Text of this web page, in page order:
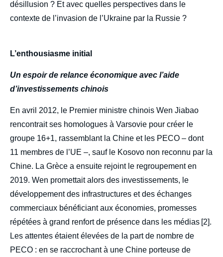
désillusion ? Et avec quelles perspectives dans le
contexte de l’invasion de l’Ukraine par la Russie ?
L’enthousiasme initial
Un espoir de relance économique avec l’aide
d’investissements chinois
En avril 2012, le Premier ministre chinois Wen Jiabao
rencontrait ses homologues à Varsovie pour créer le
groupe 16+1, rassemblant la Chine et les PECO – dont
11 membres de l’UE –, sauf le Kosovo non reconnu par la
Chine. La Grèce a ensuite rejoint le regroupement en
2019. Wen promettait alors des investissements, le
développement des infrastructures et des échanges
commerciaux bénéficiant aux économies, promesses
répétées à grand renfort de présence dans les médias [2].
Les attentes étaient élevées de la part de nombre de
PECO : en se raccrochant à une Chine porteuse de